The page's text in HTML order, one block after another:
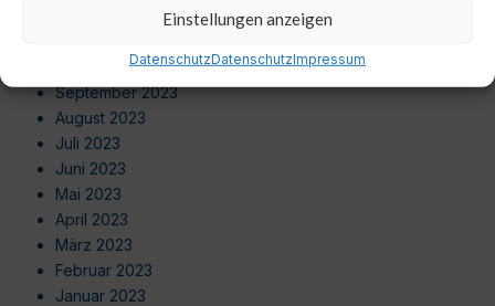
Einstellungen anzeigen
DatenschutzDatenschutzImpressum
Dezember 2023
Oktober 2023
September 2023
August 2023
Juli 2023
Juni 2023
Mai 2023
April 2023
März 2023
Februar 2023
Januar 2023